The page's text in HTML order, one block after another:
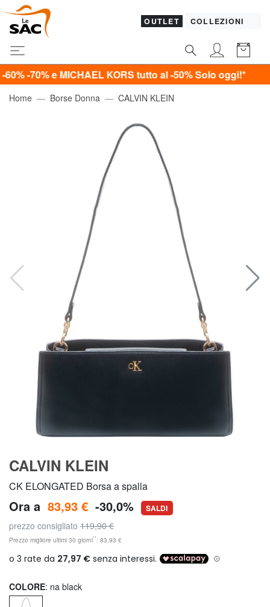
OUTLET COLLEZIONI
e MICHAEL KORS tutto al -50%Solo oggi!*
Home Borse Donna CALVIN KLEIN
CALVIN KLEIN
CK ELONGATED Borsa a spalla
Ora a 83,93 € -30,0% SALDI
prezzo consigliato 119,90 €
Prezzo migliore ultimi 30 giorni**: 83,93 €
COLORE: na black